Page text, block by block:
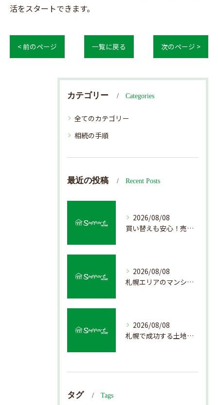
活をスタートできます。
< 前のページ 一覧に戻る 次のページ >
カテゴリー Categories
全てのカテゴリー
相続の手順
最近の投稿 Recent Posts
2026/08/08
買い替えも安心！売却プロセスの簡略化方法
2026/08/08
札幌エリアのマンション売却で失敗しない査定の秘訣
2026/08/08
札幌で成功する土地活用の基礎知識
タグ Tags